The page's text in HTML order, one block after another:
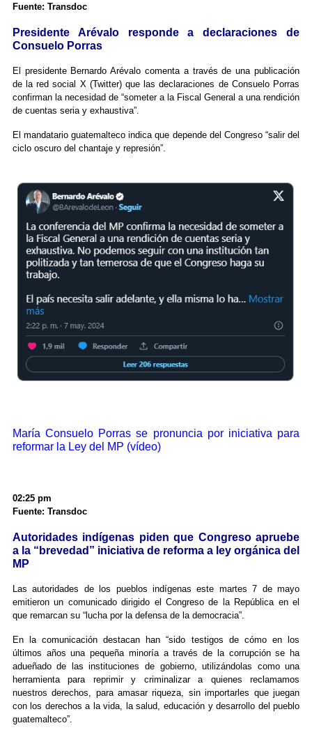
Fuente: Transdoc
Presidente Arévalo responde a declaraciones de
Consuelo Porras
El presidente Bernardo Arévalo comenta a través de una publicación
de la red social X (Twitter) que las declaraciones de Consuelo Porras
confirman la necesidad de “someter a la Fiscal General a una rendición
de cuentas seria y exhaustiva”.
El mandatario guatemalteco indica que depende del Congreso “salir del
ciclo oscuro del chantaje y represión”.
María Consuelo Porras se pronuncia por iniciativa para
reformar la Ley del MP (vídeo)
02:25 pm
Fuente: Transdoc
Autoridades indígenas piden que Congreso apruebe
a la “brevedad” iniciativa de reforma a ley orgánica del
MP
Las autoridades de los pueblos indígenas este martes 7 de mayo
emitieron un comunicado dirigido el Congreso de la República en el
que remarcan su “lucha por la defensa de la democracia”.
En la comunicación destacan han “sido testigos de cómo en los
últimos años una pequeña minoría a través de la corrupción se ha
adueñado de las instituciones de gobierno, utilizándolas como una
herramienta para reprimir y criminalizar a quienes reclamamos
nuestros derechos, para amasar riqueza, sin importarles que juegan
con los derechos a la vida, la salud, educación y desarrollo del pueblo
guatemalteco”.